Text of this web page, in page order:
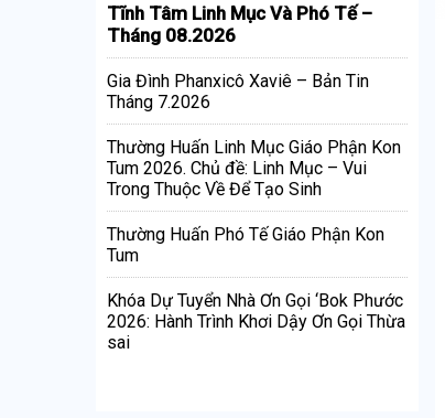
Tĩnh Tâm Linh Mục Và Phó Tế –
Tháng 08.2026
Gia Đình Phanxicô Xaviê – Bản Tin
Tháng 7.2026
Thường Huấn Linh Mục Giáo Phận Kon
Tum 2026. Chủ đề: Linh Mục – Vui
Trong Thuộc Về Để Tạo Sinh
Thường Huấn Phó Tế Giáo Phận Kon
Tum
Khóa Dự Tuyển Nhà Ơn Gọi ‘Bok Phước
2026: Hành Trình Khơi Dậy Ơn Gọi Thừa
sai